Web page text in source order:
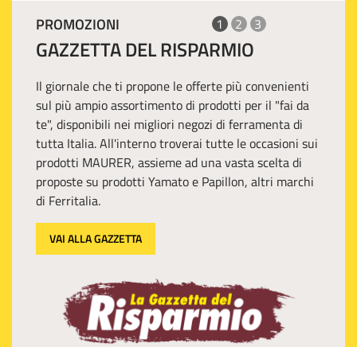
PROMOZIONI 1 2 3
GAZZETTA DEL RISPARMIO
Il giornale che ti propone le offerte più convenienti
sul più ampio assortimento di prodotti per il "fai da
te", disponibili nei migliori negozi di ferramenta di
tutta Italia. All'interno troverai tutte le occasioni sui
prodotti MAURER, assieme ad una vasta scelta di
proposte su prodotti Yamato e Papillon, altri marchi
di Ferritalia.
VAI ALLA GAZZETTA